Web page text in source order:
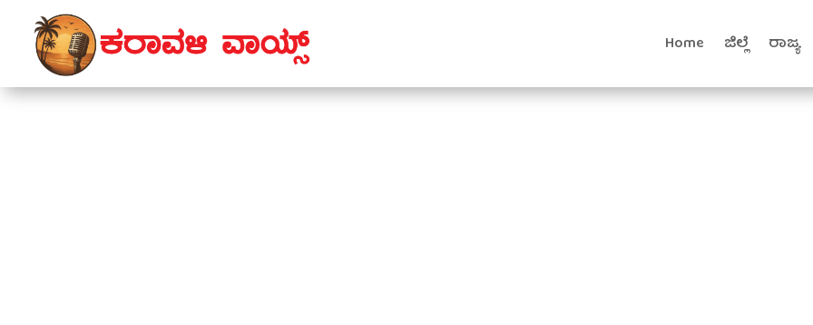
Home ಜಿಲ್ಲೆ ರಾಜ್ಯ